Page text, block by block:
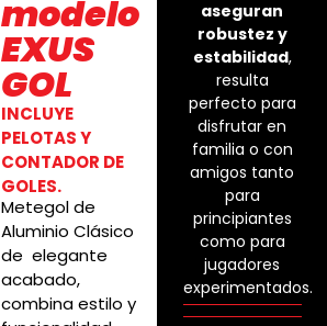
modelo
EXUS
GOL
INCLUYE
PELOTAS Y
CONTADOR DE
GOLES.
Metegol de
Aluminio Clásico
de elegante
acabado,
combina estilo y
aseguran
robustez y
estabilidad,
resulta
perfecto para
disfrutar en
familia o con
amigos tanto
para
principiantes
como para
jugadores
experimentados.